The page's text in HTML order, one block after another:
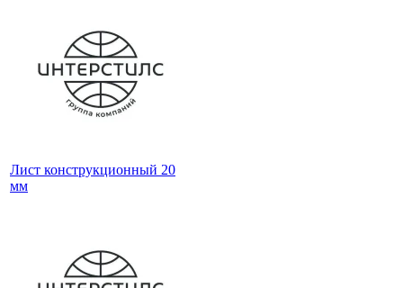
Лист конструкционный 20
мм